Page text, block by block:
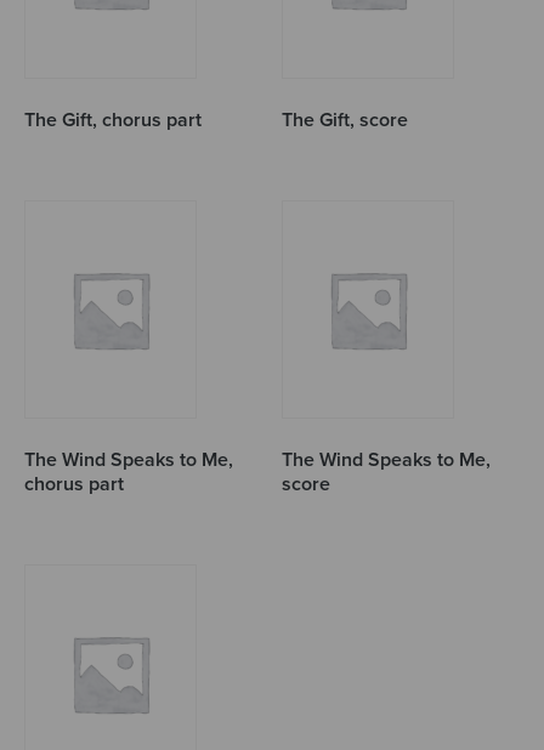
The Gift, chorus part The Gift, score
The Wind Speaks to Me,
chorus part
The Wind Speaks to Me,
score